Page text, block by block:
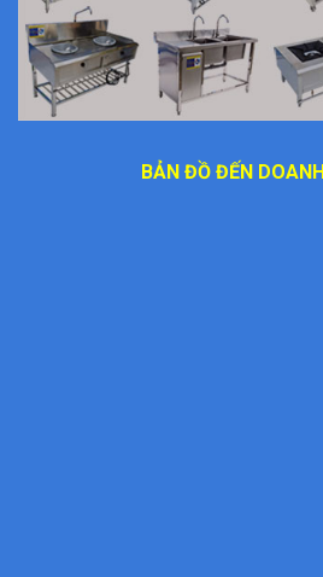
BẢN ĐỒ ĐẾN